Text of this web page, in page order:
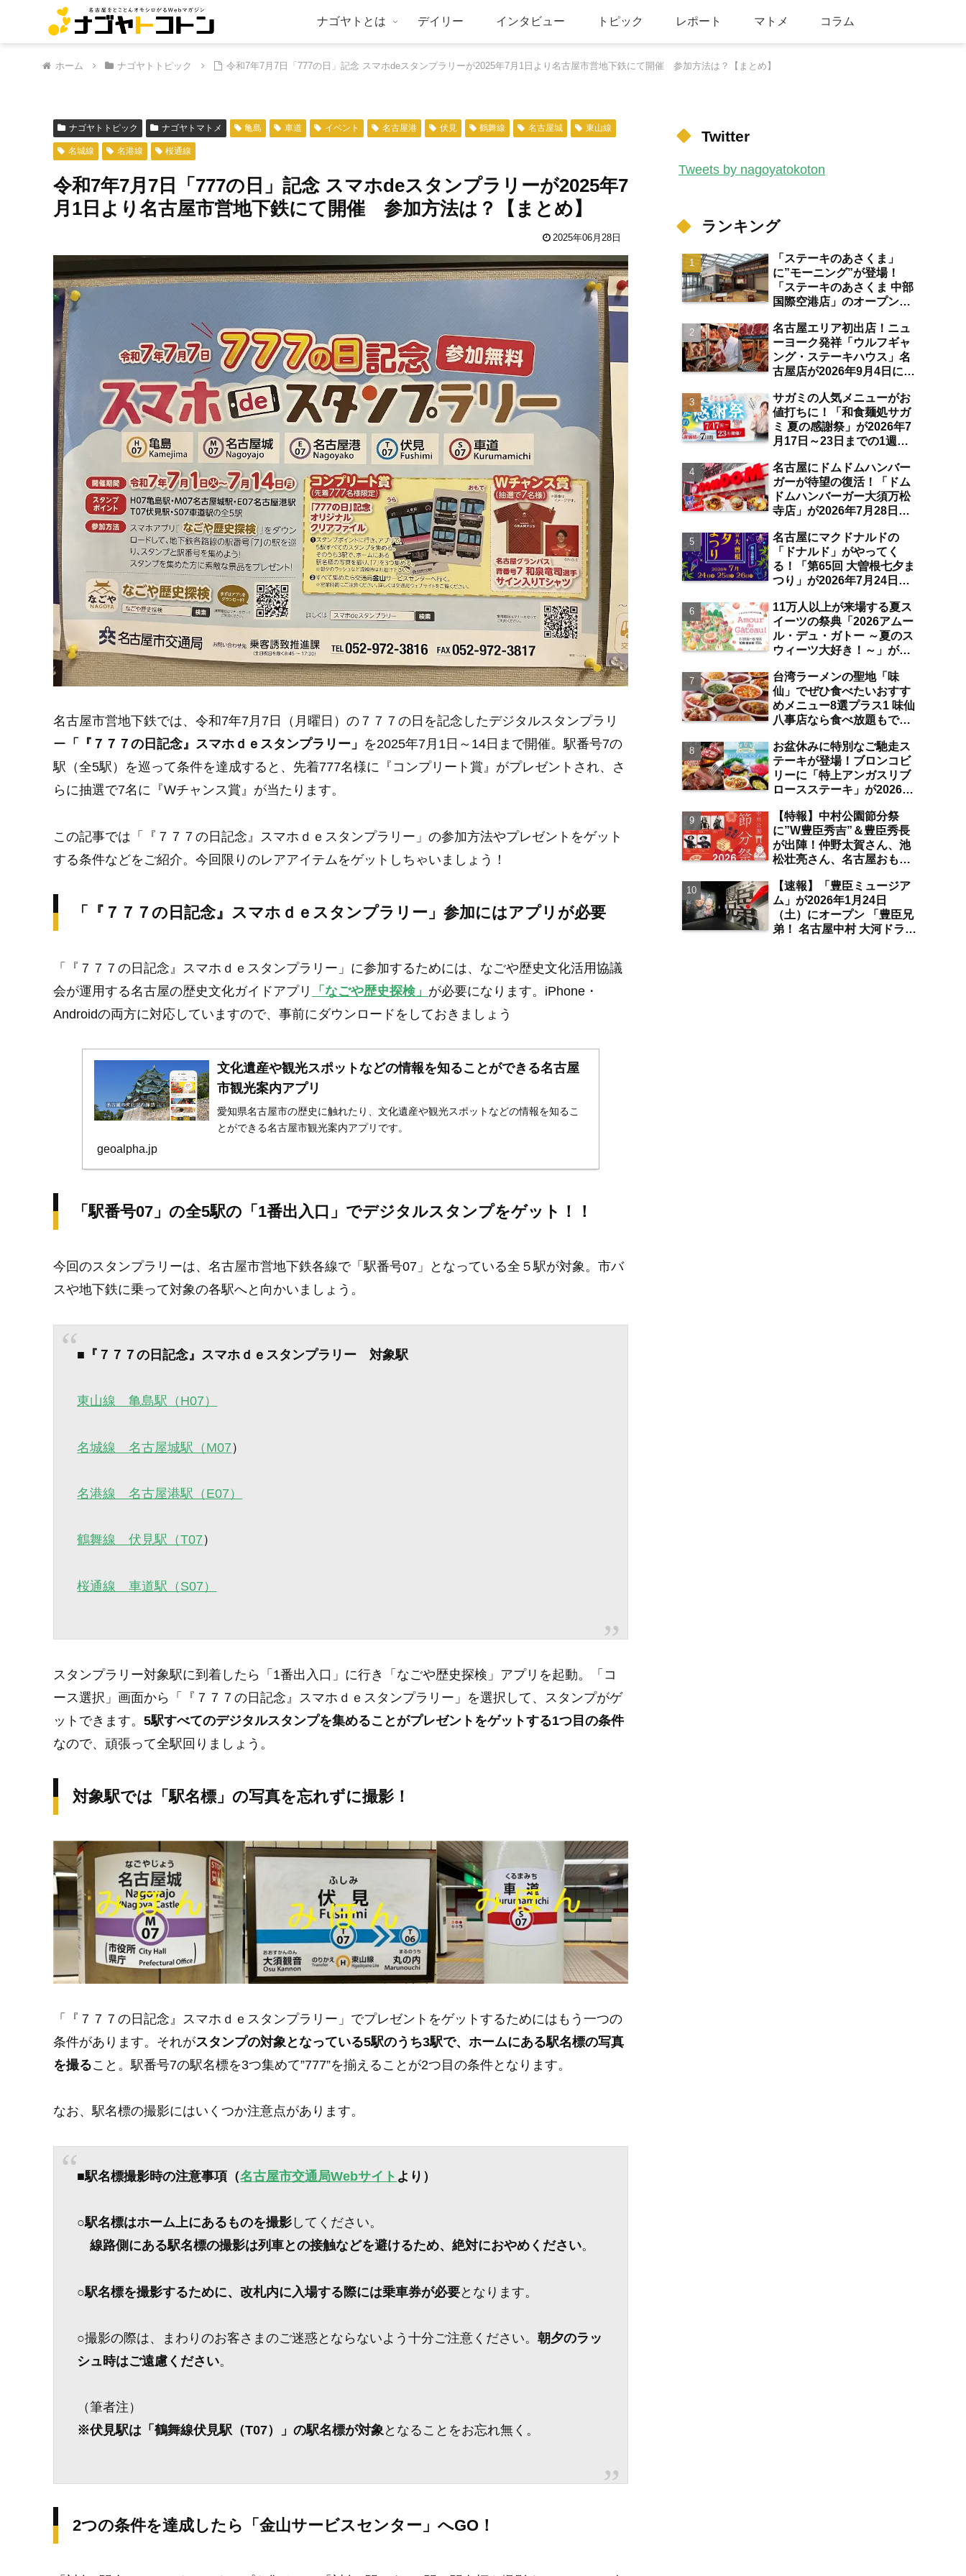
ナゴヤトとは デイリー インタビュー トピック レポート マトメ コラム
ホーム ナゴヤトトピック 令和7年7月7日「777の日」記念 スマホdeスタンプラリーが2025年7月1日より名古屋市営地下鉄にて開催 参加方法は？【まとめ】
ナゴヤトトピック ナゴヤトマトメ 亀島 車道 イベント 名古屋港 伏見 鶴舞線 名古屋城 東山線
名城線 名港線 桜通線
令和7年7月7日「777の日」記念 スマホdeスタンプラリーが2025年7
月1日より名古屋市営地下鉄にて開催 参加方法は？【まとめ】
2025年06月28日
名古屋市営地下鉄では、令和7年7月7日（月曜日）の７７７の日を記念したデジタルスタンプラリ
ー 「『７７７の日記念』スマホｄｅスタンプラリー」 を2025年7月1日～14日まで開催。駅番号7の
駅（全5駅）を巡って条件を達成すると、先着777名様に『コンプリート賞』がプレゼントされ、さ
らに抽選で7名に『Wチャンス賞』が当たります。
この記事では「『７７７の日記念』スマホｄｅスタンプラリー」の参加方法やプレゼントをゲット
する条件などをご紹介。今回限りのレアアイテムをゲットしちゃいましょう！
「『７７７の日記念』スマホｄｅスタンプラリー」参加にはアプリが必要
「『７７７の日記念』スマホｄｅスタンプラリー」に参加するためには、なごや歴史文化活用協議
会が運用する名古屋の歴史文化ガイドアプリ
「なごや歴史探検」 が必要になります。iPhone・
Androidの両方に対応していますので、事前にダウンロードをしておきましょう
文化遺産や観光スポットなどの情報を知ることができる名古屋
市観光案内アプリ
愛知県名古屋市の歴史に触れたり、文化遺産や観光スポットなどの情報を知るこ
とができる名古屋市観光案内アプリです。
geoalpha.jp
「駅番号07」の全5駅の「1番出入口」でデジタルスタンプをゲット！！
今回のスタンプラリーは、名古屋市営地下鉄各線で「駅番号07」となっている全５駅が対象。市バ
スや地下鉄に乗って対象の各駅へと向かいましょう。
■ 『７７７の日記念』スマホｄｅスタンプラリー 対象駅
東山線 亀島駅（H07）
名城線 名古屋城駅（ M07 ）
名港線 名古屋港駅（E07）
鶴舞線 伏見駅（T07 ）
桜通線 車道駅（S07）
スタンプラリー対象駅に到着したら「1番出入口」に行き「なごや歴史探検」アプリを起動。「コ
ース選択」画面から「『７７７の日記念』スマホｄｅスタンプラリー」を選択して、スタンプがゲ
ットできます。 5駅すべてのデジタルスタンプを集めることがプレゼントをゲットする1つ目の条件
なので、頑張って全駅回りましょう。
対象駅では「駅名標」の写真を忘れずに撮影！
「『７７７の日記念』スマホｄｅスタンプラリー」でプレゼントをゲットするためにはもう一つの
条件があります。それがスタンプの対象となっている5駅のうち3駅で、ホームにある駅名標の写真
を撮ること。駅番号7の駅名標を3つ集めて”777”を揃えることが2つ目の条件となります。
なお、駅名標の撮影にはいくつか注意点があります。
■駅名標撮影時の注意事項（名古屋市交通局Webサイト より）
○駅名標はホーム上にあるものを撮影 してください。
線路側にある駅名標の撮影は列車との接触などを避けるため、絶対におやめください。
○駅名標を撮影するために、改札内に入場する際には乗車券が必要となります。
○撮影の際は、まわりのお客さまのご迷惑とならないよう十分ご注意ください。朝夕のラッ
シュ時はご遠慮ください。
（筆者注）
※伏見駅は「鶴舞線伏見駅（T07）」の駅名標が対象となることをお忘れ無く。
2つの条件を達成したら「金山サービスセンター」へGO！
Twitter
Tweets by nagoyatokoton
ランキング
「ステーキのあさくま」
に”モーニング”が登場！
「ステーキのあさくま 中部
国際空港店」のオープン日
空港店舗ならではの注目サ
ービスは？【中部国際空
港】
名古屋エリア初出店！ニュ
ーヨーク発祥「ウルフギャ
ング・ステーキハウス」名
古屋店が2026年9月4日に
にオープン【伏見】
サガミの人気メニューがお
値打ちに！「和食麺処サガ
ミ 夏の感謝祭」が2026年7
月17日～23日までの1週間
券のプレゼントも【名古屋
発】
名古屋にドムドムハンバー
ガーが待望の復活！「ドム
ドムハンバーガー大須万松
寺店」が2026年7月28日に
味わい＆注目ポイントは？
【レポート／大須観音・上
前津／独自取材】
名古屋にマクドナルドの
「ドナルド」がやってく
る！「第65回 大曽根七夕ま
つり」が2026年7月24日～
り・ジャズライブ・道路お
絵かきと楽しい企画がいっ
ぱいな夏祭りの見どころ
は？【まとめ／大曽根】
11万人以上が来場する夏ス
イーツの祭典「2026アムー
ル・デュ・ガトー ～夏のス
ウィーツ大好き！～」が
アール名古屋タカシマヤに
て開催 注目のスイーツは？
【名古屋駅】
台湾ラーメンの聖地「味
仙」でぜひ食べたいおすす
めメニュー8選プラス1 味仙
八事店なら食べ放題もでき
お盆休みに特別なご馳走ス
テーキが登場！ブロンコビ
リーに「特上アンガスリブ
ロースステーキ」が2026年
供 食べ放題の夏ブロンコ
ビュッフェにも注目【名古
屋発】
【特報】中村公園節分祭
に”W豊臣秀吉”＆豊臣秀長
が出陣！仲野太賀さん、池
松壮亮さん、名古屋おもて
参加 整理券をゲットする
には？【中村公園】
【速報】「豊臣ミュージア
ム」が2026年1月24日
（土）にオープン 「豊臣兄
弟！ 名古屋中村 大河ドラマ